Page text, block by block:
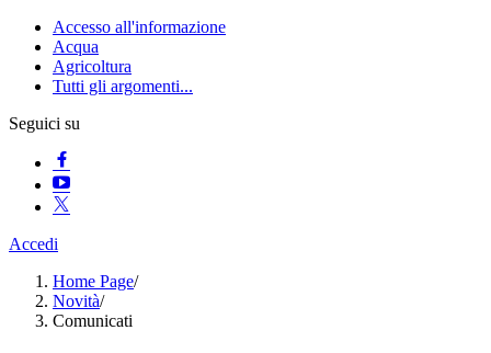
Accesso all'informazione
Acqua
Agricoltura
Tutti gli argomenti...
Seguici su
Accedi
Home Page/
Novità/
Comunicati